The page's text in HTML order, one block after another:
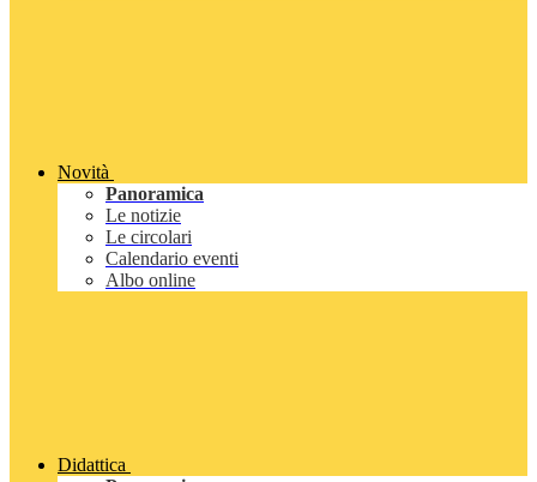
Novità
Panoramica
Le notizie
Le circolari
Calendario eventi
Albo online
Didattica